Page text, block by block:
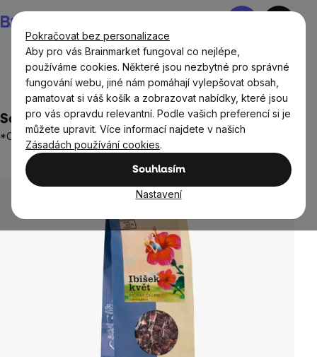
Pokračovat bez personalizace
Aby pro vás Brainmarket fungoval co nejlépe,
používáme cookies. Některé jsou nezbytné pro správné
fungování webu, jiné nám pomáhají vylepšovat obsah,
pamatovat si váš košík a zobrazovat nabídky, které jsou
pro vás opravdu relevantní. Podle vašich preferencí si je
můžete upravit. Více informací najdete v našich
Zásadách používání cookies.
Souhlasím
Nastavení
na
obsah
Nákupní
Potraviny Nápoje Čaje Bylinné směsi
Sonnentor - Ibišek sypaný BIO, 80 g
*CZ-BIO-002 certifikát
Průměrné
hodnocení
produktu
z
1 hodnocení